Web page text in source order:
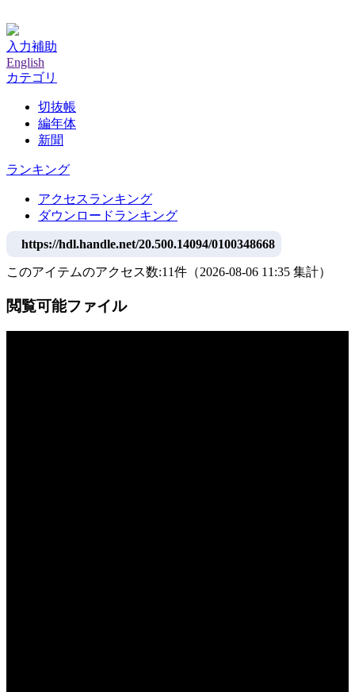
入力補助
English
カテゴリ
切抜帳
編年体
新聞
ランキング
アクセスランキング
ダウンロードランキング
https://hdl.handle.net/20.500.14094/0100348668
このアイテムのアクセス数:11件 （2026-08-06 11:35 集計）
閲覧可能ファイル